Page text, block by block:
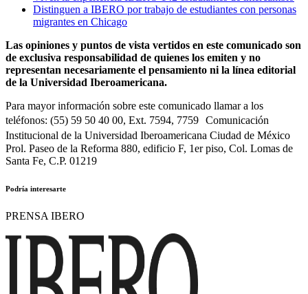
Distinguen a IBERO por trabajo de estudiantes con personas
migrantes en Chicago
Las opiniones y puntos de vista vertidos en este comunicado son
de exclusiva responsabilidad de quienes los emiten y no
representan necesariamente el pensamiento ni la línea editorial
de la Universidad Iberoamericana.
Para mayor información sobre este comunicado llamar a los
teléfonos: (55) 59 50 40 00, Ext. 7594, 7759 Comunicación
Institucional de la Universidad Iberoamericana Ciudad de México
Prol. Paseo de la Reforma 880, edificio F, 1er piso, Col. Lomas de
Santa Fe, C.P. 01219
Podría interesarte
PRENSA IBERO